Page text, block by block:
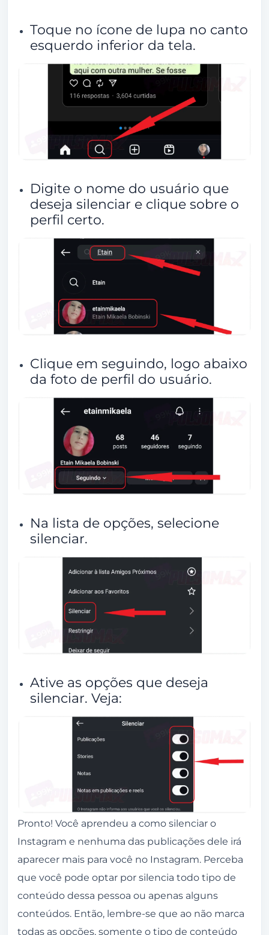
remover o silêncio.
O que acontece quando silencio alguém no
Instagram?
A pessoa silenciada pode ver minhas
publicações e stories?
Posso silenciar um perfil no Instagram apenas
por determinado período de tempo?
Instagram?
Qual a diferença entre bloquear alguém e
silenciar no Instagram?
Por que silenciar ao invés de bloquear no
Qual a diferença entre silenciar e deixar se
seguir a pessoa?
Como saber se fui silenciado no Instagram?
Toque no ícone de lupa no canto
esquerdo inferior da tela.
Digite o nome do usuário que
deseja silenciar e clique sobre o
perfil certo.
Clique em seguindo, logo abaixo
da foto de perfil do usuário.
Na lista de opções, selecione
silenciar.
Ative as opções que deseja
silenciar. Veja:
Pronto! Você aprendeu a como silenciar o
Instagram e nenhuma das publicações dele irá
aparecer mais para você no Instagram. Perceba
que você pode optar por silencia todo tipo de
conteúdo dessa pessoa ou apenas alguns
conteúdos. Então, lembre-se que ao não marca
todas as opções, somente o tipo de conteúdo